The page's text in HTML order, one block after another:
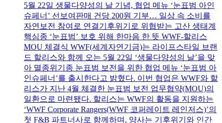
5월 22일 생물다양성의 날 기념, 협업 메뉴 ‘눈표범 아인
슈페너’ 선보여판매 건당 200원 기부… 일상 속 소비를
자연보전 참여로 연결기후위기로 위협받는 고산 생태계
핵심종 ‘눈표범’ 보호 위해 한마음 한 뜻 WWF-할리스
MOU 체결식 WWF(세계자연기금)는 라이프스타일 브랜
드 할리스와 함께 오는 5월 22일 ‘생물다양성의 날’을 맞
아 멸종위기종 눈표범 보전을 위한 협업 메뉴 ‘눈표범 아
인슈페너’를 출시한다고 밝혔다. 이번 협업은 WWF와 할
리스가 지난 4월 체결한 눈표범 보전 업무협약(MOU)의
일환으로 마련됐다. 할리스는 WWF의 활동을 지원하는
‘WWF Corporate Rangers(WWF 코퍼레이트 레인저스)’의
첫 F&B 파트너사로 함께하며, 양사는 기후위기와 인간